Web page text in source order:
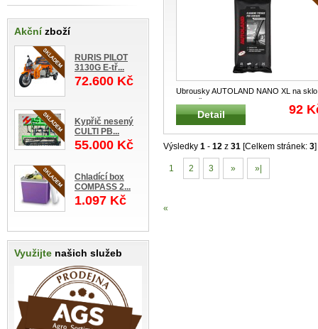
Akčnízboží
RURIS PILOT
3130G E-tř...
72.600 Kč
Kypřič nesený
CULTI PB...
55.000 Kč
Chladící box
COMPASS 2...
1.097 Kč
Využijte našich služeb
Ubrousky AUTOLAND NANO XL na sklo
25 ks Čistící NANO ubrousky pro čiš
Detail 92
Výsledky 1 - 12 z 31 [Celkem stránek: 3]
1 2 3 » »|
«